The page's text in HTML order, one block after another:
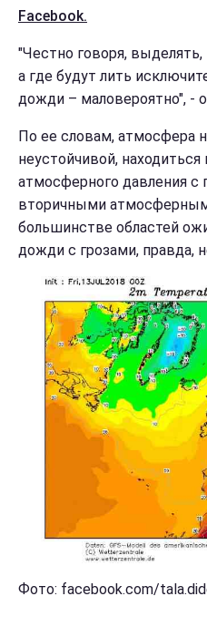
Facebook.
"Честно говоря,
а где будут лить
дожди – маловероятно", -
По ее словам, атмосфера
неустойчивой,
атмосферного давления с
вторичными
большинстве областей
дожди с грозами, правда,
Фото: facebook.com/